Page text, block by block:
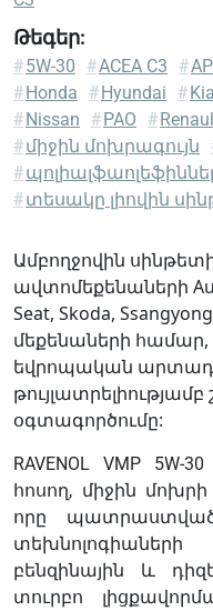
Audi
Motorsport
V31 748
026
BMW
Longlife-
Chrysler
MS-
11106
Fiat
9.55535-
S1
MB
MB
229.51
Porsche
C30
Stellantis
FPW9.55535/03
Թեգեր:
#5W-30 #ACEA C3 #
#Honda #Hyundai #Kia
#Nissan #PAO #
#միջին մոխրագույն
#
#տեսակը լիովին
Ամբողջովին
ավտոմեքենաների
Seat, Skoda,
մեքենաների
եվրոպական
թույլատրելիությամբ
օգտագործումը:
RAVENOL VMP
հոսող, միջին մոխրի
որը պատրաստված
բենզինային և
տուրբո